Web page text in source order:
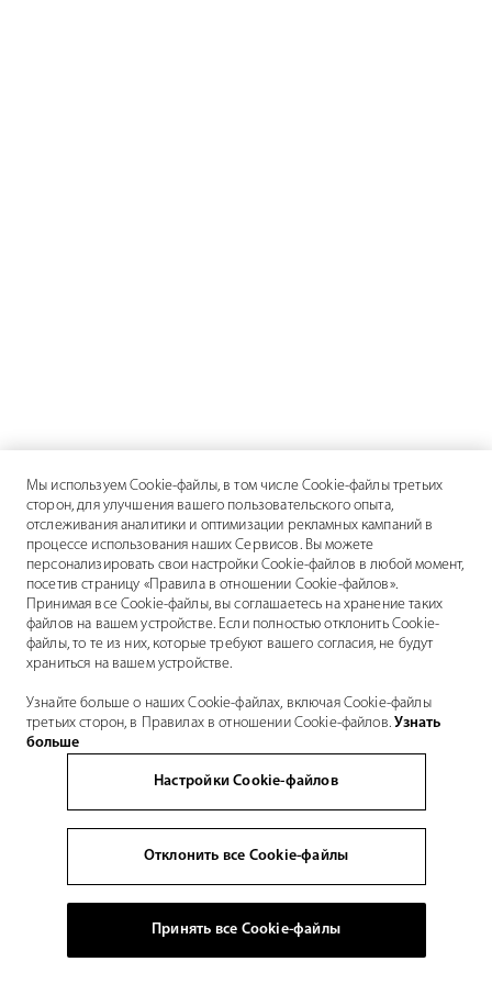
Мы используем Cookie-файлы, в том числе Cookie-файлы третьих
сторон, для улучшения вашего пользовательского опыта,
отслеживания аналитики и оптимизации рекламных кампаний в
процессе использования наших Сервисов. Вы можете
персонализировать свои настройки Cookie-файлов в любой момент,
посетив страницу «Правила в отношении Cookie-файлов».
Принимая все Cookie-файлы, вы соглашаетесь на хранение таких
файлов на вашем устройстве. Если полностью отклонить Cookie-
файлы, то те из них, которые требуют вашего согласия, не будут
храниться на вашем устройстве.
Узнайте больше о наших Cookie-файлах, включая Cookie-файлы
третьих сторон, в Правилах в отношении Cookie-файлов.Узнать
больше
Настройки Cookie-файлов
Отклонить все Cookie-файлы
Принять все Cookie-файлы